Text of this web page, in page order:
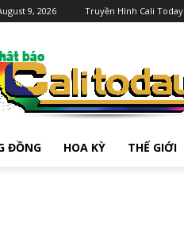
9, 2026 Truyền Hình Cali Today
ĐỒNG HOA KỲ THẾ GIỚI